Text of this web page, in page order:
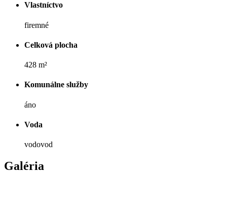
Vlastníctvo
firemné
Celková plocha
428 m²
Komunálne služby
áno
Voda
vodovod
Galéria